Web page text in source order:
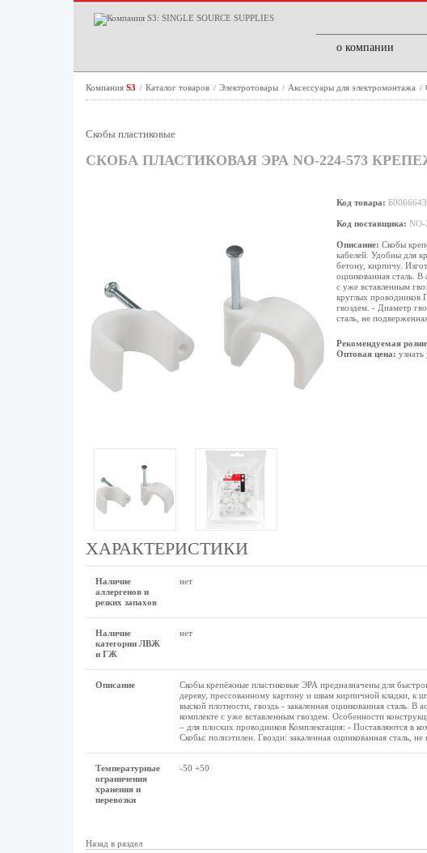
о компании
Компания S3 / Каталог товаров / Электротовары / Аксессуары для электромонтажа /
Скобы пластиковые
СКОБА ПЛАСТИКОВАЯ ЭРА NO-224-573
Код товара: Б0066643
Код поставщика: NO-
Описание: Скобы
кабелей. Удобны для
бетону, кирпичу.
оцинкованная сталь. В
с уже вставленным
круглых проводников
гвоздем. - Диаметр
сталь, не
Рекомендуемая
Оптовая цена:
ХАРАКТЕРИСТИКИ
Наличие
аллергенов и
резких запахов
нет
Наличие
категории ЛВЖ
и ГЖ
нет
Описание
Скобы крепёжные пластиковые ЭРА предназначены для
дереву, прессованному картону и швам кирпичной кладки, к
выской плотности, гвоздь - закаленная оцинкованная сталь. В
комплекте с уже вставленным гвоздем. Особенности
– для плоских проводников Комплектация: - Поставляются в
Скобы: полиэтилен. Гвозди: закаленная оцинкованная сталь,
Температурные
ограничения
хранения и
перевозки
-50 +50
Назад в раздел